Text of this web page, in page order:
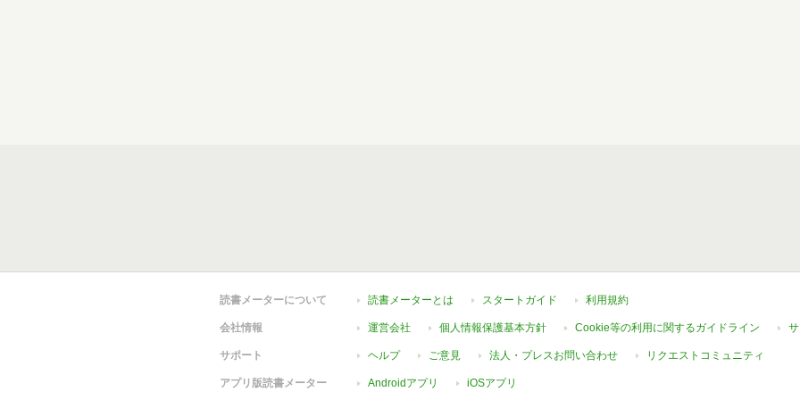
読書メーターについて 読書メーターとは スタートガイド 利用規約
会社情報 運営会社 個人情報保護基本方針 Cookie等の利用に関するガイドライン
サポート ヘルプ ご意見 法人・プレスお問い合わせ リクエストコミュニティ
アプリ版読書メーター Androidアプリ iOSアプリ